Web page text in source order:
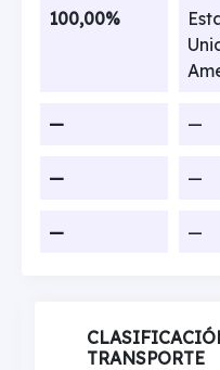
100,00%
— —
— —
— —
TRANSPORTE